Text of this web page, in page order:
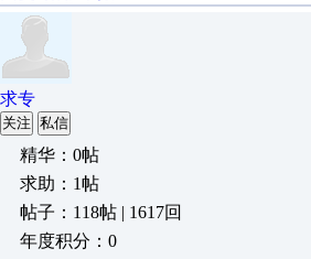
求专
关注 私信
精华：0帖
求助：1帖
帖子：118帖 | 1617回
年度积分：0